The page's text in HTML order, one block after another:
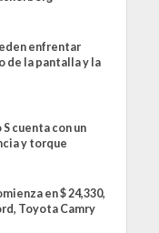
enfrentar
de la pantalla y la
cuenta con un
y torque
en $ 24,330,
Toyota Camry